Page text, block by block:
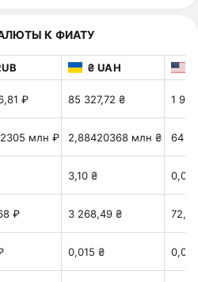
К ФИАТУ
₴ UAH
₽ 85 327,72 ₴ 1
млн ₽ 2,88420368 млн ₴ 64
3,10 ₴
₽ 3 268,49 ₴
0,015 ₴